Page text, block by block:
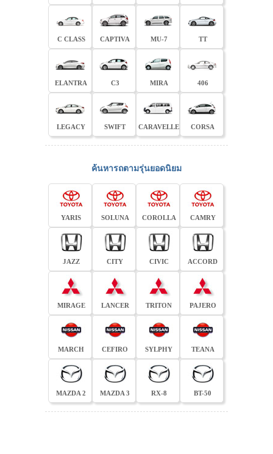
C CLASS CAPTIVA MU-7 TT
ELANTRA C3 MIRA 406
LEGACY SWIFT CARAVELLE CORSA
ค้นหารถตามรุ่นยอดนิยม
YARIS SOLUNA COROLLA CAMRY
JAZZ CITY CIVIC ACCORD
MIRAGE LANCER TRITON PAJERO
MARCH CEFIRO SYLPHY TEANA
MAZDA 2 MAZDA 3 RX-8 BT-50